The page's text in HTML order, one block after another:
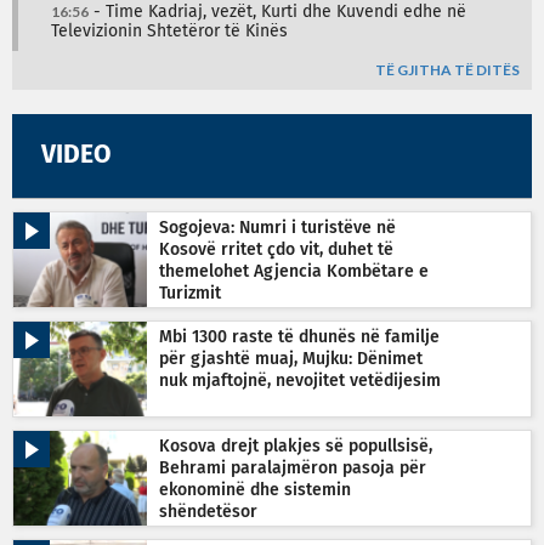
16:56 - Time Kadriaj, vezët, Kurti dhe Kuvendi edhe në
Televizionin Shtetëror të Kinës
TË GJITHA TË DITËS
VIDEO
Sogojeva: Numri i turistëve në
Kosovë rritet çdo vit, duhet të
themelohet Agjencia Kombëtare e
Turizmit
Mbi 1300 raste të dhunës në familje
për gjashtë muaj, Mujku: Dënimet
nuk mjaftojnë, nevojitet vetëdijesim
Kosova drejt plakjes së popullsisë,
Behrami paralajmëron pasoja për
ekonominë dhe sistemin
shëndetësor